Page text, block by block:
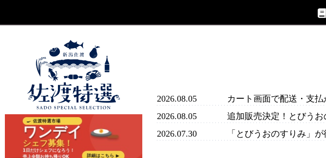
2026.08.05
カート画面で配送・支
2026.08.05
追加販売決定！とびうお
2026.07.30
「とびうおのすりみ」が